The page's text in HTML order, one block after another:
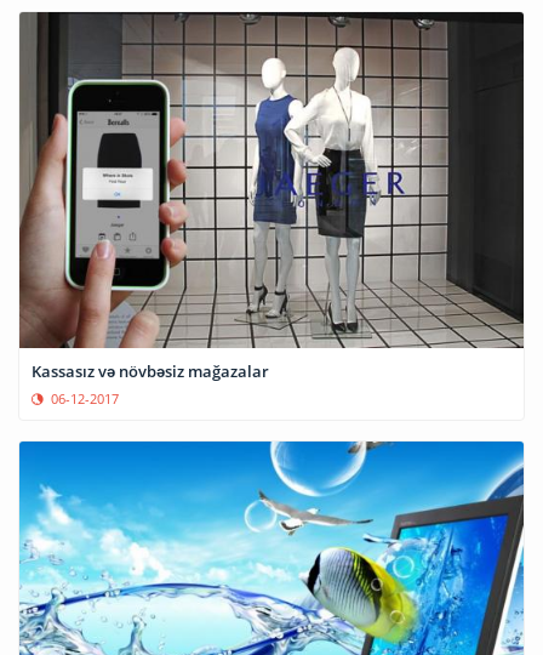
Kassasız və növbəsiz mağazalar
06-12-2017